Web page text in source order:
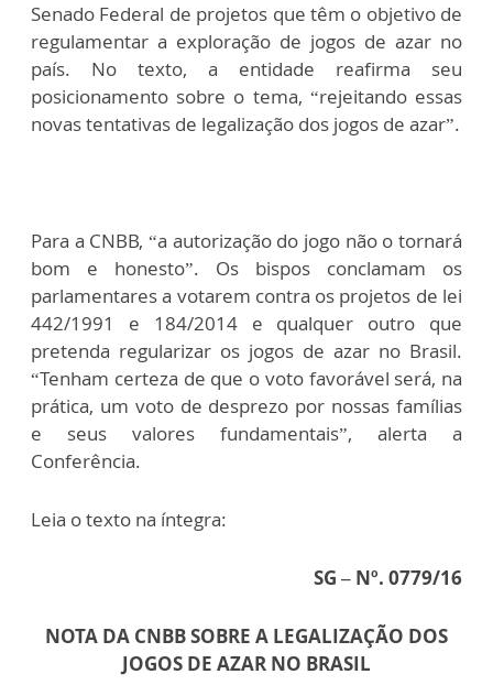
Senado Federal de projetos que têm o objetivo de
regulamentar a exploração de jogos de azar no
país. No texto, a entidade reafirma seu
posicionamento sobre o tema, “rejeitando essas
novas tentativas de legalização dos jogos de azar”.
Para a CNBB, “a autorização do jogo não o tornará
bom e honesto”. Os bispos conclamam os
parlamentares a votarem contra os projetos de lei
442/1991 e 184/2014 e qualquer outro que
pretenda regularizar os jogos de azar no Brasil.
“Tenham certeza de que o voto favorável será, na
prática, um voto de desprezo por nossas famílias
e seus valores fundamentais”, alerta a
Conferência.
Leia o texto na íntegra:
SG – Nº. 0779/16
NOTA DA CNBB SOBRE A LEGALIZAÇÃO DOS
JOGOS DE AZAR NO BRASIL